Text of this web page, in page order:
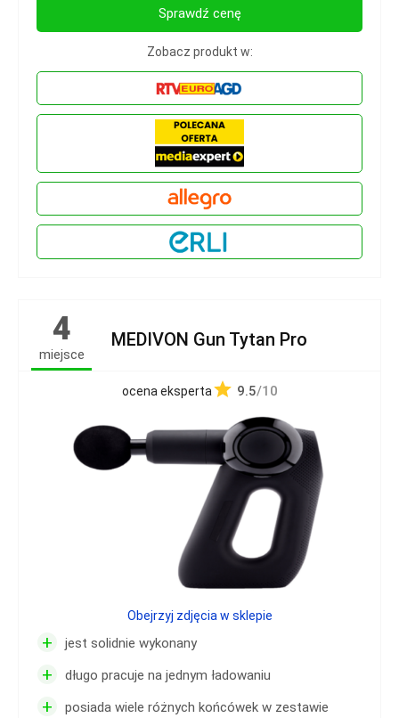
Sprawdź cenę
Zobacz produkt w:
4
miejsce
MEDIVON Gun Tytan Pro
ocena eksperta 9.5/10
+ jest solidnie wykonany
+ długo pracuje na jednym ładowaniu
+ posiada wiele różnych końcówek w zestawie
Obejrzyj zdjęcia w sklepie